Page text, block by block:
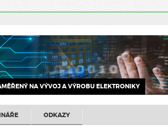
NA VÝVOJ A VÝROBU ELEKTRONIKY
ODKAZY